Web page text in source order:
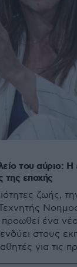
του αύριο:
εποχής
ζωής,
προωθεί ένα
στους
για τις